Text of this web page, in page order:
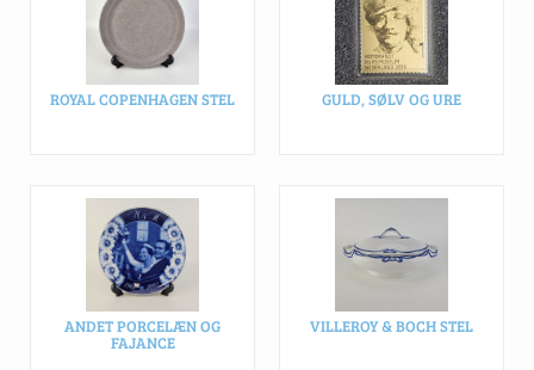
ROYAL COPENHAGEN STEL GULD, SØLV OG URE
ANDET PORCELÆN OG
FAJANCE
VILLEROY & BOCH STEL